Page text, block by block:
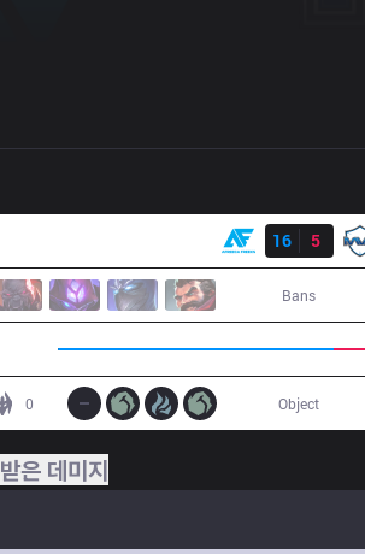
16
5
Bans
0 Object
받은 데미지